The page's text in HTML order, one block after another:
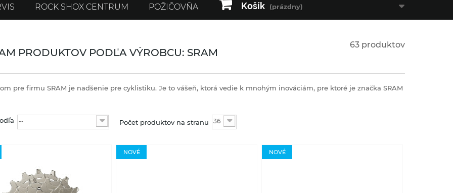
Košík (prázdny)
ROCK SHOX CENTRUM POŽIČOVŇA
63 produktov
PRODUKTOV PODĽA VÝROBCU: SRAM
pre firmu SRAM je nadšenie pre cyklistiku. Je to vášeň, ktorá vedie k mnohým inováciám, pre ktoré je značka SRAM
-- Počet produktov na stranu 36
NOVÉ NOVÉ